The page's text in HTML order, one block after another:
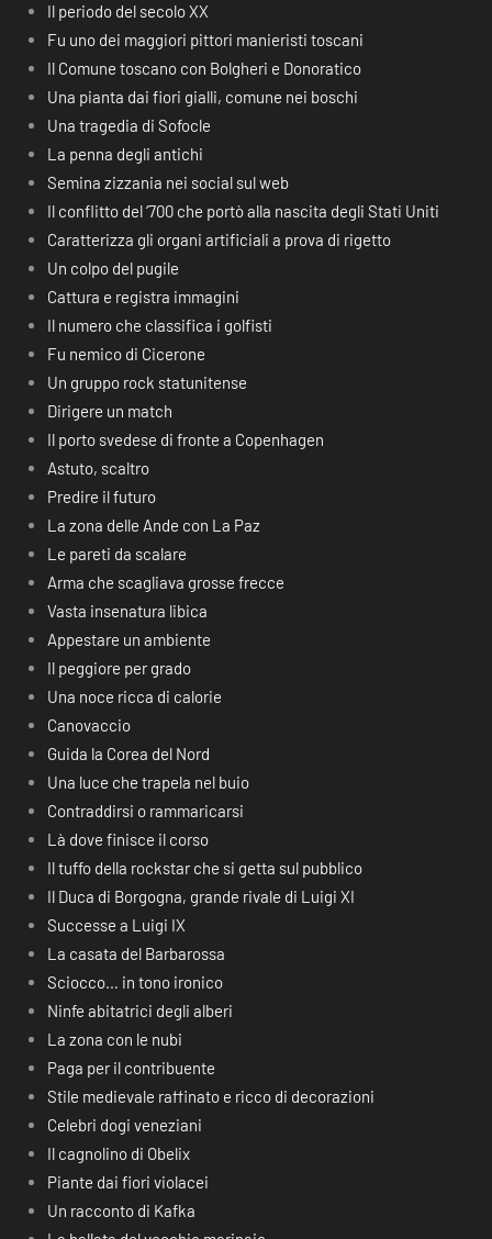
Il periodo del secolo XX
Fu uno dei maggiori pittori manieristi toscani
Il Comune toscano con Bolgheri e Donoratico
Una pianta dai fiori gialli, comune nei boschi
Una tragedia di Sofocle
La penna degli antichi
Semina zizzania nei social sul web
Il conflitto del ‘700 che portò alla nascita degli Stati Uniti
Caratterizza gli organi artificiali a prova di rigetto
Un colpo del pugile
Cattura e registra immagini
Il numero che classifica i golfisti
Fu nemico di Cicerone
Un gruppo rock statunitense
Dirigere un match
Il porto svedese di fronte a Copenhagen
Astuto, scaltro
Predire il futuro
La zona delle Ande con La Paz
Le pareti da scalare
Arma che scagliava grosse frecce
Vasta insenatura libica
Appestare un ambiente
Il peggiore per grado
Una noce ricca di calorie
Canovaccio
Guida la Corea del Nord
Una luce che trapela nel buio
Contraddirsi o rammaricarsi
Là dove finisce il corso
Il tuffo della rockstar che si getta sul pubblico
Il Duca di Borgogna, grande rivale di Luigi XI
Successe a Luigi IX
La casata del Barbarossa
Sciocco… in tono ironico
Ninfe abitatrici degli alberi
La zona con le nubi
Paga per il contribuente
Stile medievale raffinato e ricco di decorazioni
Celebri dogi veneziani
Il cagnolino di Obelix
Piante dai fiori violacei
Un racconto di Kafka